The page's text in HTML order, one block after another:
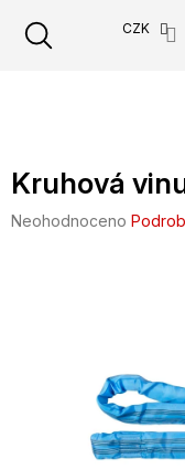
obsah
CZK
Kruhová
Průměrné
Neohodnoceno